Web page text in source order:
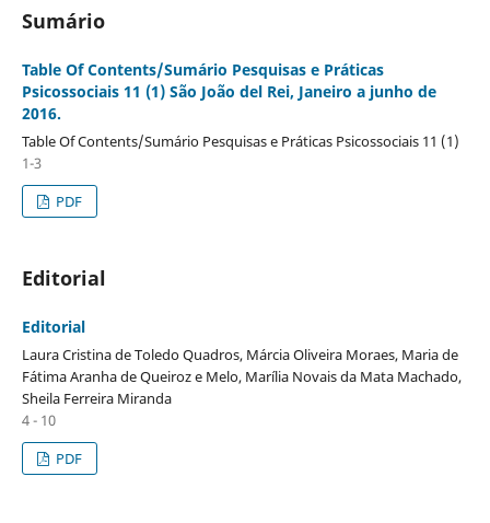
Sumário
Table Of Contents/Sumário Pesquisas e Práticas
Psicossociais 11 (1) São João del Rei, Janeiro a junho de
2016.
Table Of Contents/Sumário Pesquisas e Práticas Psicossociais 11 (1)
1-3
PDF
Editorial
Editorial
Laura Cristina de Toledo Quadros, Márcia Oliveira Moraes, Maria de
Fátima Aranha de Queiroz e Melo, Marília Novais da Mata Machado,
Sheila Ferreira Miranda
4 - 10
PDF